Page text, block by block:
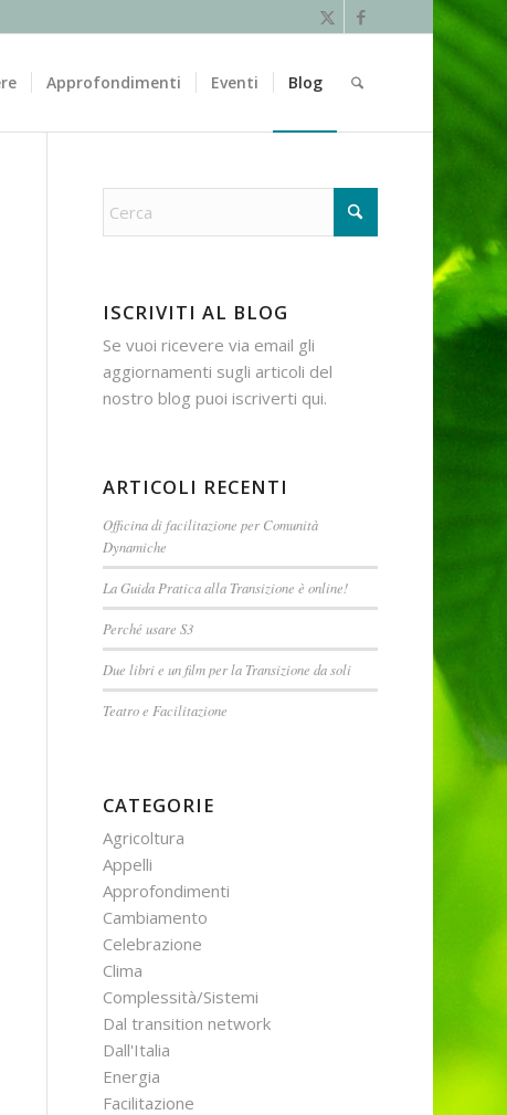
Approfondimenti Eventi Blog
ISCRIVITI AL BLOG
Se vuoi ricevere via email gli
aggiornamenti sugli articoli del
nostro blog puoi iscriverti qui.
ARTICOLI RECENTI
Officina di facilitazione per Comunità
Dynamiche
La Guida Pratica alla Transizione è online!
Perché usare S3
Due libri e un film per la Transizione da soli
Teatro e Facilitazione
CATEGORIE
Agricoltura
Appelli
Approfondimenti
Cambiamento
Celebrazione
Clima
Complessità/Sistemi
Dal transition network
Dall'Italia
Energia
Facilitazione